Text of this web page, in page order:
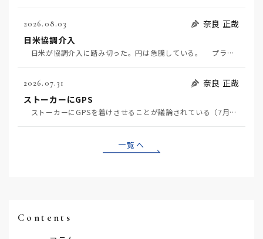
2026.08.03
奈良 正哉
日米協調介入
日米が協調介入に踏み切った。円は急騰している。 プラザ合意以降、協調介入は為替相場の転機になって…
2026.07.31
奈良 正哉
ストーカーにGPS
ストーカーにGPSを着けさせることが議論されている（7月29日日経）。反対派は「ストーカーにも人権…
一覧へ
Contents